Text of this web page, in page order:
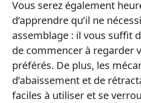
Vous serez également
d’apprendre qu’il ne
assemblage : il vous suffit
de commencer à regarder
préférés. De plus, les
d’abaissement et de
faciles à utiliser et se